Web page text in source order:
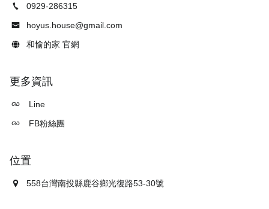
0929-286315
hoyus.house@gmail.com
和愉的家 官網
更多資訊
Line
FB粉絲團
位置
558台灣南投縣鹿谷鄉光復路53-30號